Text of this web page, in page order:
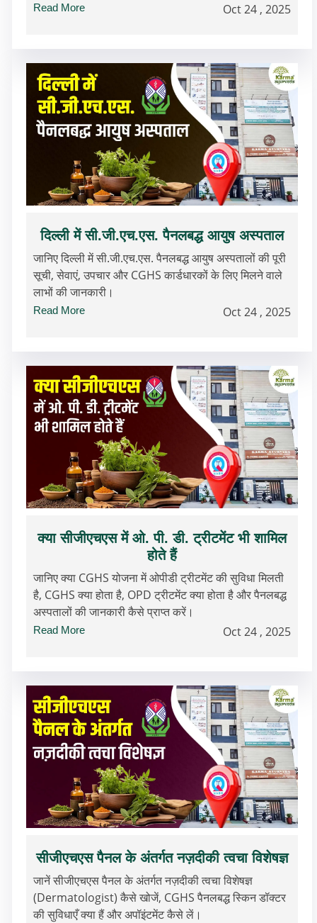
Read More Oct 24 , 2025
दिल्ली में सी.जी.एच.एस. पैनलबद्ध आयुष अस्पताल
जानिए दिल्ली में सी.जी.एच.एस. पैनलबद्ध आयुष अस्पतालों की पूरी
सूची, सेवाएं, उपचार और CGHS कार्डधारकों के लिए मिलने वाले
लाभों की जानकारी।
Read More Oct 24 , 2025
क्या सीजीएचएस में ओ. पी. डी. ट्रीटमेंट भी शामिल
होते हैं
जानिए क्या CGHS योजना में ओपीडी ट्रीटमेंट की सुविधा मिलती
है, CGHS क्या होता है, OPD ट्रीटमेंट क्या होता है और पैनलबद्ध
अस्पतालों की जानकारी कैसे प्राप्त करें।
Read More Oct 24 , 2025
सीजीएचएस पैनल के अंतर्गत नज़दीकी त्वचा विशेषज्ञ
जानें सीजीएचएस पैनल के अंतर्गत नज़दीकी त्वचा विशेषज्ञ
(Dermatologist) कैसे खोजें, CGHS पैनलबद्ध स्किन डॉक्टर
की सुविधाएँ क्या हैं और अपॉइंटमेंट कैसे लें।